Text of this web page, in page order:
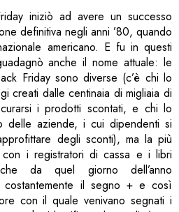
iniziò ad avere un successo
definitiva negli anni ’80, quando
americano. E fu in questi
anche il nome attuale: le
Friday sono diverse (c’è chi lo
creati dalle centinaia di migliaia di
i prodotti scontati, e chi lo
delle aziende, i cui dipendenti si
degli sconti), ma la più
i registratori di cassa e i libri
da quel giorno dell’anno
costantemente il segno + e così
con il quale venivano segnati i